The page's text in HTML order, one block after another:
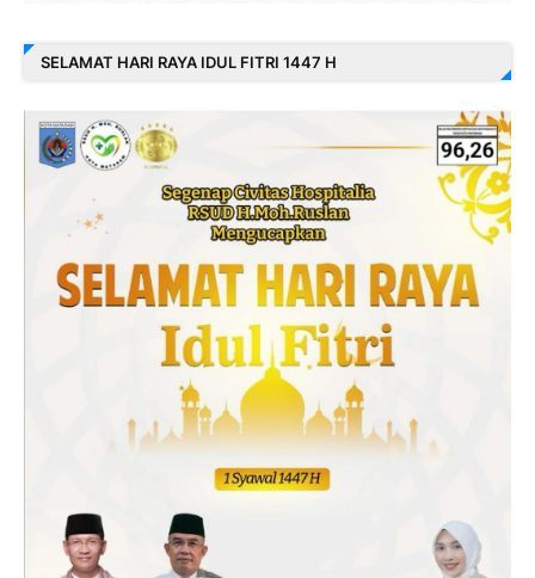
SELAMAT HARI RAYA IDUL FITRI 1447 H